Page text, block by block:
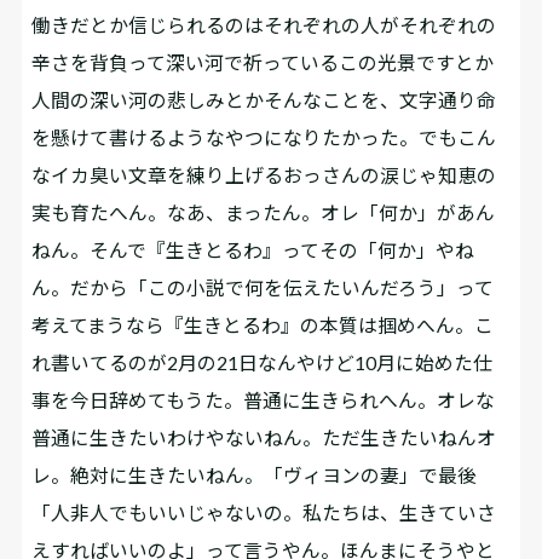
働きだとか信じられるのはそれぞれの人がそれぞれの
辛さを背負って深い河で祈っているこの光景ですとか
人間の深い河の悲しみとかそんなことを、文字通り命
を懸けて書けるようなやつになりたかった。でもこん
なイカ臭い文章を練り上げるおっさんの涙じゃ知恵の
実も育たへん。なあ、まったん。オレ「何か」があん
ねん。そんで『生きとるわ』ってその「何か」やね
ん。だから「この小説で何を伝えたいんだろう」って
考えてまうなら『生きとるわ』の本質は掴めへん。こ
れ書いてるのが2月の21日なんやけど10月に始めた仕
事を今日辞めてもうた。普通に生きられへん。オレな
普通に生きたいわけやないねん。ただ生きたいねんオ
レ。絶対に生きたいねん。「ヴィヨンの妻」で最後
「人非人でもいいじゃないの。私たちは、生きていさ
えすればいいのよ」って言うやん。ほんまにそうやと